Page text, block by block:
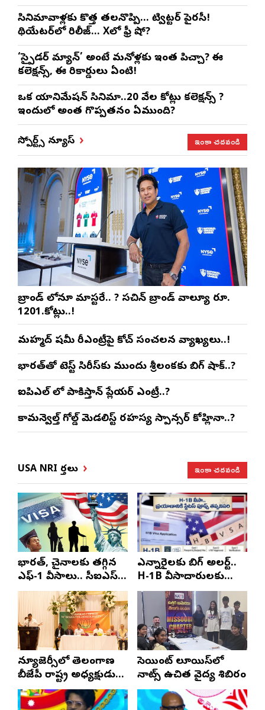
సినిమావాళ్లకు కొత్త తలనొప్పి… ట్విట్టర్ పైరసీ!
థియేటర్‌లో రిలీజ్… Xలో ఫ్రీ షో?
‘స్పైడర్ మ్యాన్’ అంటే మనోళ్లకు ఇంత పిచ్చా? ఈ
కలెక్షన్స్, ఈ రికార్డులు ఏంటి!
ఒక యానిమేషన్ సినిమా..20 వేల కోట్లు కలెక్షన్స్ ?
ఇందులో అంత గొప్పతనం ఏముంది?
స్పోర్ట్స్ న్యూస్ ఇంకా చదవండి
బ్రాండ్ లోనూ మాస్టరే.. ? సచిన్ బ్రాండ్ వాల్యూ రూ.
1201.కోట్లు..!
మహ్మద్ షమీ రీఎంట్రీపై కోచ్ సంచలన వ్యాఖ్యలు..!
భారత్‌తో టెస్ట్ సిరీస్‌కు ముందు శ్రీలంకకు బిగ్ షాక్..?
ఐపిఎల్ లో పాకిస్తాన్ ప్లేయర్ ఎంట్రీ..?
కామన్వెల్త్ గోల్డ్ మెడలిస్ట్ రహస్య స్పాన్సర్ కోహ్లినా..?
USA NRI వార్తలు ఇంకా చదవండి
భారత్, చైనాలకు తగ్గిన
ఎఫ్-1 వీసాలు.. సీఐఎస్
నివేదిక..!
ఎన్నారైలకు బిగ్ అలర్ట్..
H-1B వీసాదారులకు
ప్రయాణ సమయంలో
స్టేటస్ ప్రూఫ్స్ తప్పనిసరి..!
న్యూజెర్సీలో తెలంగాణ
బీజేపీ రాష్ట్ర అధ్యక్షుడు
ఎన్. రాంచందర్‌రావుకు
ఘన స్వాగతం
సెయింట్ లూయిస్‌లో
నాట్స్ ఉచిత వైద్య శిబిరం